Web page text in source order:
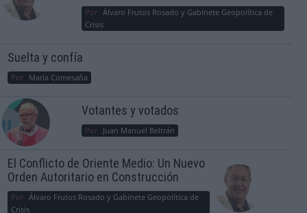
Por Álvaro Frutos Rosado y Gabinete Geopolítica de
Crisis
Suelta y confía
Por María Comesaña
Votantes y votados
Por Juan Manuel Beltrán
El Conflicto de Oriente Medio: Un Nuevo
Orden Autoritario en Construcción
Por Álvaro Frutos Rosado y Gabinete Geopolítica de
Crisis